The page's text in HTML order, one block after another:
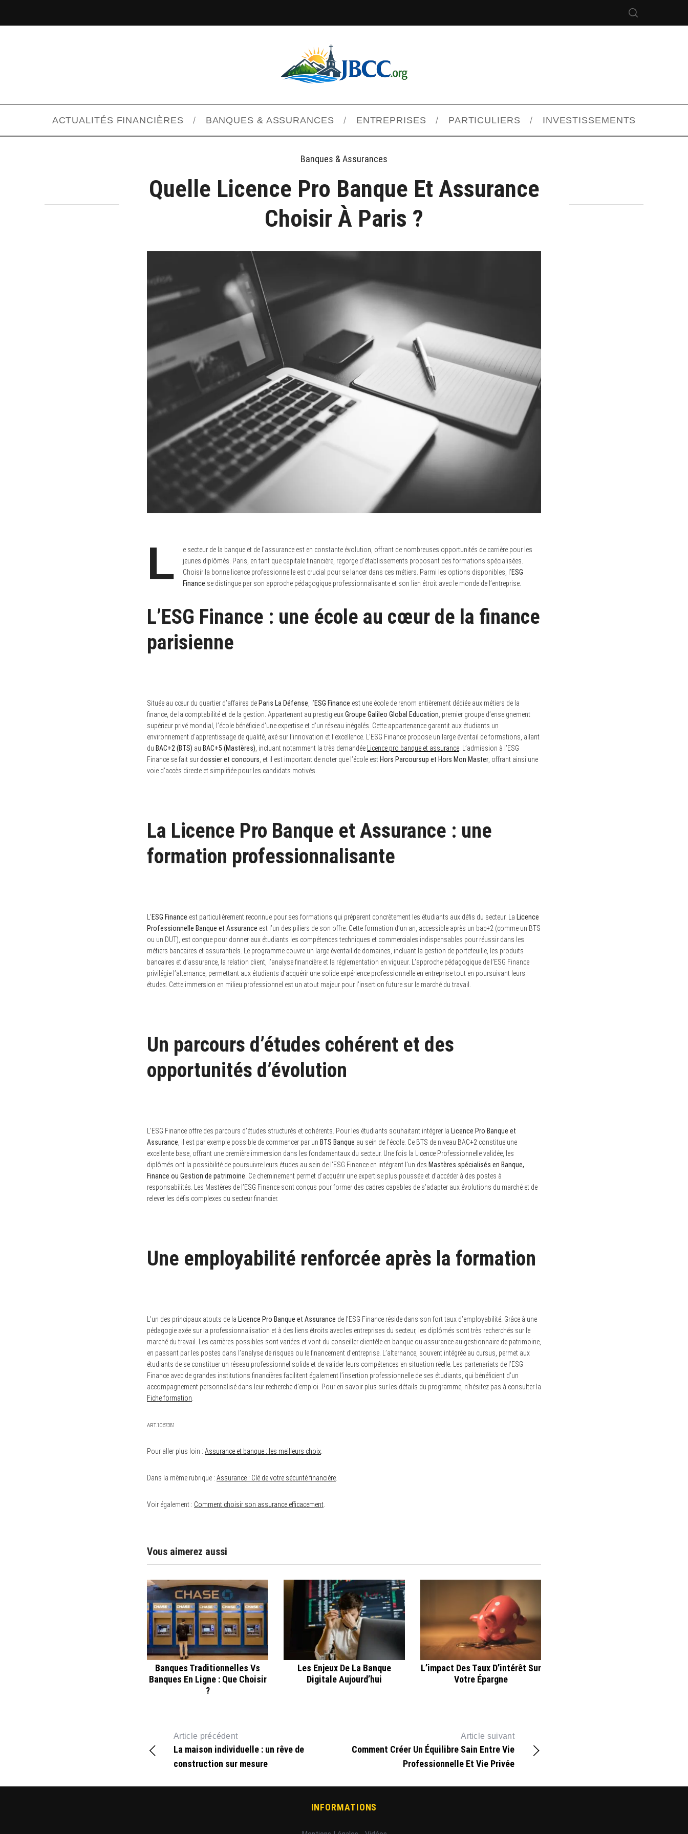
ACTUALITÉS FINANCIÈRES BANQUES & ASSURANCES ENTREPRISES PARTICULIERS INVESTISSEMENTS
Banques & Assurances
Quelle Licence Pro Banque Et Assurance
Choisir À Paris ?
L
e secteur de la banque et de l’assurance est en constante évolution, offrant de nombreuses opportunités de carrière pour les
jeunes diplômés. Paris, en tant que capitale financière, regorge d’établissements proposant des formations spécialisées.
Choisir la bonne licence professionnelle est crucial pour se lancer dans ces métiers. Parmi les options disponibles, l’ESG
Finance se distingue par son approche pédagogique professionnalisante et son lien étroit avec le monde de l’entreprise.
L’ESG Finance : une école au cœur de la finance
parisienne
Située au cœur du quartier d’affaires de Paris La Défense, l’ESG Finance est une école de renom entièrement dédiée aux métiers de la
finance, de la comptabilité et de la gestion. Appartenant au prestigieuxGroupe Galileo Global Education, premier groupe d’enseignement
supérieur privé mondial, l’école bénéficie d’une expertise et d’un réseau inégalés. Cette appartenance garantit aux étudiants un
environnement d’apprentissage de qualité, axé sur l’innovation et l’excellence. L’ESG Finance propose un large éventail de formations, allant
du BAC+2 (BTS) au BAC+5 (Mastères), incluant notamment la très demandée Licence pro banque et assurance. L’admission à l’ESG
Finance se fait surdossier et concours, et il est important de noter que l’école est Hors Parcoursup et Hors Mon Master, offrant ainsi une
voie d’accès directe et simplifiée pour les candidats motivés.
La Licence Pro Banque et Assurance : une
formation professionnalisante
L’ESG Finance est particulièrement reconnue pour ses formations qui préparent concrètement les étudiants aux défis du secteur. La Licence
Professionnelle Banque et Assurance est l’un des piliers de son offre. Cette formation d’un an, accessible après un bac+2 (comme un BTS
ou un DUT), est conçue pour donner aux étudiants les compétences techniques et commerciales indispensables pour réussir dans les
métiers bancaires et assurantiels. Le programme couvre un large éventail de domaines, incluant la gestion de portefeuille, les produits
bancaires et d’assurance, la relation client, l’analyse financière et la réglementation en vigueur. L’approche pédagogique de l’ESG Finance
privilégie l’alternance, permettant aux étudiants d’acquérir une solide expérience professionnelle en entreprise tout en poursuivant leurs
études. Cette immersion en milieu professionnel est un atout majeur pour l’insertion future sur le marché du travail.
Un parcours d’études cohérent et des
opportunités d’évolution
L’ESG Finance offre des parcours d’études structurés et cohérents. Pour les étudiants souhaitant intégrer la Licence Pro Banque et
Assurance, il est par exemple possible de commencer par un BTS Banque au sein de l’école. Ce BTS de niveau BAC+2 constitue une
excellente base, offrant une première immersion dans les fondamentaux du secteur. Une fois la Licence Professionnelle validée, les
diplômés ont la possibilité de poursuivre leurs études au sein de l’ESG Finance en intégrant l’un des Mastères spécialisés en Banque,
Finance ou Gestion de patrimoine. Ce cheminement permet d’acquérir une expertise plus poussée et d’accéder à des postes à
responsabilités. Les Mastères de l’ESG Finance sont conçus pour former des cadres capables de s’adapter aux évolutions du marché et de
relever les défis complexes du secteur financier.
Une employabilité renforcée après la formation
L’un des principaux atouts de la Licence Pro Banque et Assurance de l’ESG Finance réside dans son fort taux d’employabilité. Grâce à une
pédagogie axée sur la professionnalisation et à des liens étroits avec les entreprises du secteur, les diplômés sont très recherchés sur le
marché du travail. Les carrières possibles sont variées et vont du conseiller clientèle en banque ou assurance au gestionnaire de patrimoine,
en passant par les postes dans l’analyse de risques ou le financement d’entreprise. L’alternance, souvent intégrée au cursus, permet aux
étudiants de se constituer un réseau professionnel solide et de valider leurs compétences en situation réelle. Les partenariats de l’ESG
Finance avec de grandes institutions financières facilitent également l’insertion professionnelle de ses étudiants, qui bénéficient d’un
accompagnement personnalisé dans leur recherche d’emploi. Pour en savoir plus sur les détails du programme, n’hésitez pas à consulter la
Fiche formation.
ART.1067381
Pour aller plus loin : Assurance et banque : les meilleurs choix.
Dans la même rubrique : Assurance : Clé de votre sécurité financière.
Voir également : Comment choisir son assurance efficacement.
Vous aimerez aussi
Banques Traditionnelles Vs
Banques En Ligne : Que Choisir
?
Les Enjeux De La Banque
Digitale Aujourd’hui
L’impact Des Taux D’intérêt Sur
Votre Épargne
Article précédent
La maison individuelle : un rêve de
construction sur mesure
Article suivant
Comment Créer Un Équilibre Sain Entre Vie
Professionnelle Et Vie Privée
INFORMATIONS